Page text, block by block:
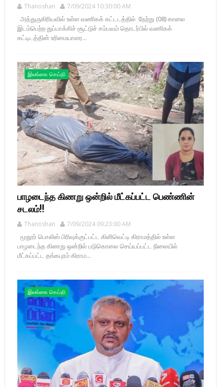
Thanoshan 7/09/2024 10:30:00 AM
அத்துருகிரியவில் உள்ள வணிகக் கட்டடத்தில் நேற்று (08) காலை
இடம்பெற்ற துப்பாக்கிச் சூட்டுச் சம்பவம் தொடர்பில் வணிகக்
கட்டிடத்தின் உரிமையாளர...
இலங்கை செய்தி
பாழடைந்த கிணறு ஒன்றில் மீட்கப்பட்ட பெண்ணின்
சடலம்!!
Thanoshan 7/09/2024 09:23:00 AM
மூதூர் பொலிஸ் பிரிவுக்குட்பட்ட கிளிவெட்டி கிராமத்தில் உள்ள
பாழடைந்த கிணறு ஒன்றில் படுகொலை செய்யப்பட்ட நிலையில்
மீட்கப்பட்ட தங்கபுரம் கிராம...
இலங்கை செய்தி